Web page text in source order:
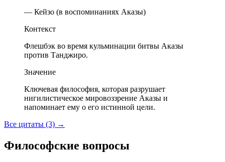
— Кейзо (в воспоминаниях Аказы)
Контекст
Флешбэк во время кульминации битвы Аказы
против Танджиро.
Значение
Ключевая философия, которая разрушает
нигилистическое мировоззрение Аказы и
напоминает ему о его истинной цели.
Все цитаты (3) →
Философские вопросы